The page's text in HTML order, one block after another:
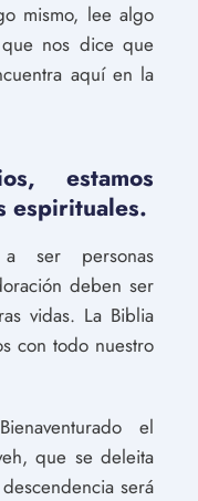
mismo, lee algo
nos dice que
aquí en la
estamos
espirituales.
a ser personas
deben ser
vidas. La Biblia
con todo nuestro
el
que se deleita
será